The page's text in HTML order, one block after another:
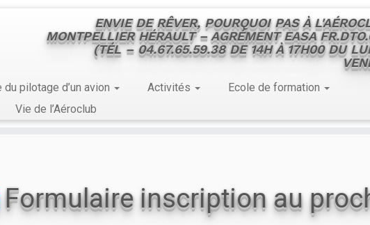
ENVIE DE RÊVER, POURQUOI PAS À
MONTPELLIER HÉRAULT – AGRÉMENT EASA
(TÉL – 04.67.65.59.38 DE 14H À 17H00 DU
pilotage d’un avion Activités
Ecole de formation
Vie de l’Aéroclub
Formulaire inscription au